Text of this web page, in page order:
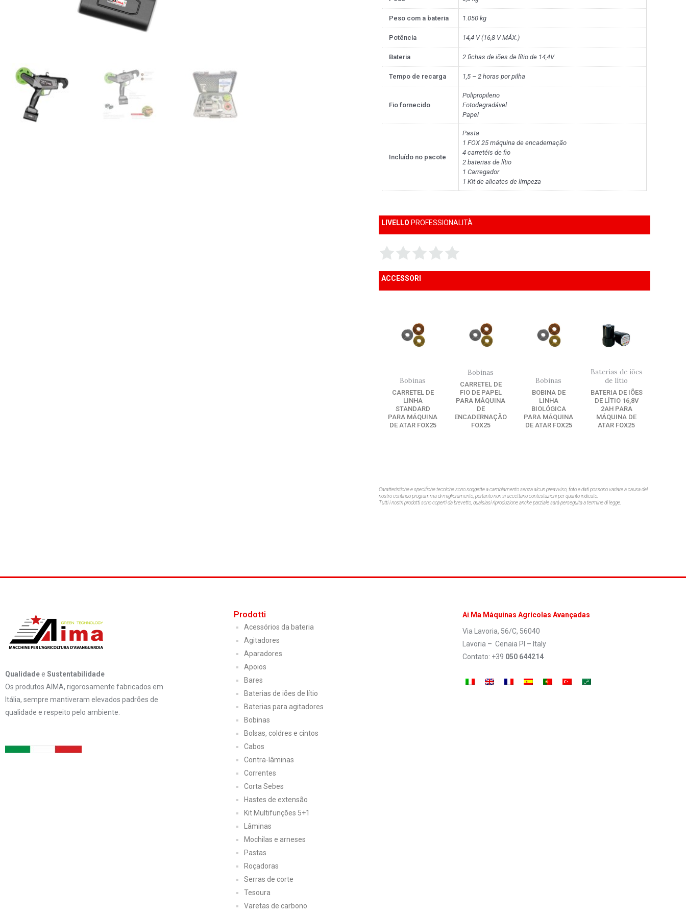
Peso com a bateria 1.050 kg
Potência 14,4 V (16,8 V MÁX.)
Bateria 2 fichas de iões de lítio de 14,4V
Tempo de recarga 1,5 – 2 horas por pilha
Fio fornecido
Polipropileno
Fotodegradável
Papel
Incluído no pacote
Pasta
1 FOX 25 máquina de encadernação
4 carretéis de fio
2 baterias de lítio
1 Carregador
1 Kit de alicates de limpeza
LIVELLO PROFESSIONALITÀ
ACCESSORI
Bobinas
CARRETEL DE
LINHA
STANDARD
PARA MÁQUINA
DE ATAR FOX25
Bobinas
CARRETEL DE
FIO DE PAPEL
PARA MÁQUINA
DE
ENCADERNAÇÃO
FOX25
Bobinas
BOBINA DE
LINHA
BIOLÓGICA
PARA MÁQUINA
DE ATAR FOX25
Baterias de iões
de lítio
BATERIA DE IÕES
DE LÍTIO 16,8V
2AH PARA
MÁQUINA DE
ATAR FOX25
Caratteristiche e specifiche tecniche sono soggette a cambiamento senza alcun preavviso, foto e dati possono variare a causa del
nostro continuo programma di miglioramento, pertanto non si accettano contestazioni per quanto indicato.
Tutti i nostri prodotti sono coperti da brevetto, qualsiasi riproduzione anche parziale sarà perseguita a termine di legge.
Qualidadee Sustentabilidade
Os produtos AIMA, rigorosamente fabricados em
Itália, sempre mantiveram elevados padrões de
qualidade e respeito pelo ambiente.
Prodotti
Acessórios da bateria
Agitadores
Aparadores
Apoios
Bares
Baterias de iões de lítio
Baterias para agitadores
Bobinas
Bolsas, coldres e cintos
Cabos
Contra-lâminas
Correntes
Corta Sebes
Hastes de extensão
Kit Multifunções 5+1
Lâminas
Mochilas e arneses
Pastas
Roçadoras
Serras de corte
Tesoura
Varetas de carbono
Ai Ma Máquinas Agrícolas Avançadas
Via Lavoria, 56/C, 56040
Lavoria – Cenaia PI – Italy
Contato: +39 050 644214